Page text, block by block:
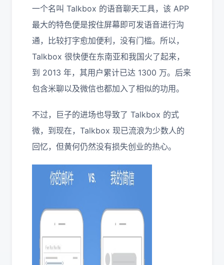
一个名叫 Talkbox 的语音聊天工具，该 APP
最大的特色便是按住屏幕即可发语音进行沟
通，比较打字愈加便利，没有门槛。所以，
Talkbox 很快便在东南亚和我国火了起来，
到 2013 年，其用户累计已达 1300 万。后来
包含米聊以及微信也都加入了相似的功用。
不过，巨子的进场也导致了 Talkbox 的式
微，到现在，Talkbox 现已流浪为少数人的
回忆，但黄何仍然没有损失创业的热心。